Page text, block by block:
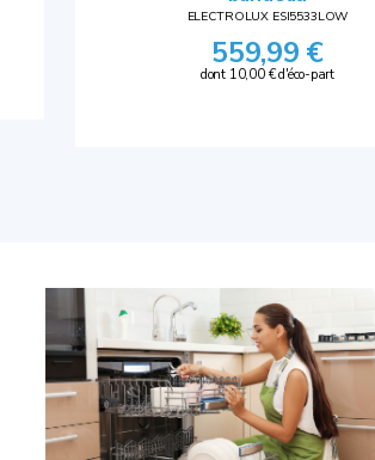
ELECTROLUX ESI5533LOW
559,99 €
dont 10,00 € d'éco-part